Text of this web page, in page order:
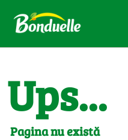
Ups...
Pagina nu există